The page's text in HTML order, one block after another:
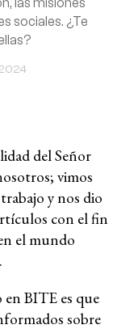
sociales. ¿Te
del Señor
vimos
y nos dio
con el fin
el mundo
BITE es que
sobre